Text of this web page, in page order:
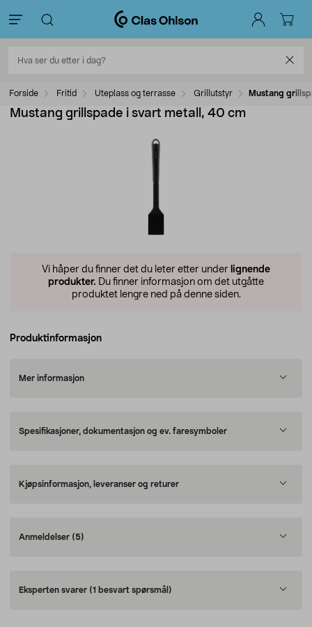
Forside Fritid Uteplass og terrasse Grillutstyr Mustang
Mustang grillspade i svart metall, 40 cm
Vi håper du finner det du leter etter under lignende
produkter. Du finner informasjon om det utgåtte
produktet lengre ned på denne siden.
Produktinformasjon
Mer informasjon
Spesifikasjoner, dokumentasjon og ev. faresymboler
Kjøpsinformasjon, leveranser og returer
Anmeldelser (5)
Eksperten svarer (1 besvart spørsmål)